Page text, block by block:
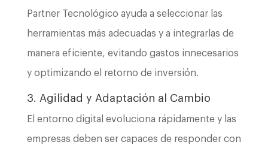
Partner Tecnológico ayuda a seleccionar las
herramientas más adecuadas y a integrarlas de
manera eficiente, evitando gastos innecesarios
y optimizando el retorno de inversión.
3. Agilidad y Adaptación al Cambio
El entorno digital evoluciona rápidamente y las
empresas deben ser capaces de responder con